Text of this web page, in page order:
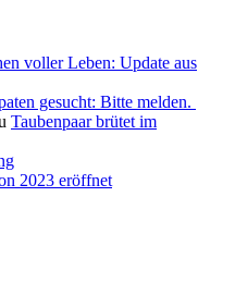
voller Leben: Update aus
gesucht: Bitte melden.
Taubenpaar brütet im
2023 eröffnet